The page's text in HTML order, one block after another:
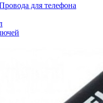
для телефона